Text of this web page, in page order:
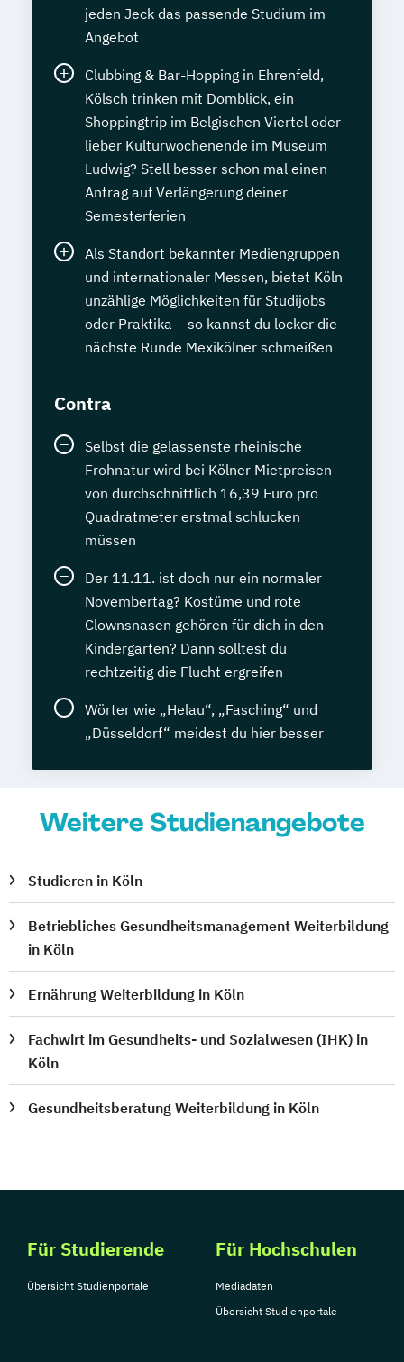
jeden Jeck das passende Studium im
Angebot
Clubbing & Bar-Hopping in Ehrenfeld,
Kölsch trinken mit Domblick, ein
Shoppingtrip im Belgischen Viertel oder
lieber Kulturwochenende im Museum
Ludwig? Stell besser schon mal einen
Antrag auf Verlängerung deiner
Semesterferien
Als Standort bekannter Mediengruppen
und internationaler Messen, bietet Köln
unzählige Möglichkeiten für Studijobs
oder Praktika – so kannst du locker die
nächste Runde Mexikölner schmeißen
Contra
Selbst die gelassenste rheinische
Frohnatur wird bei Kölner Mietpreisen
von durchschnittlich 16,39 Euro pro
Quadratmeter erstmal schlucken
müssen
Der 11.11. ist doch nur ein normaler
Novembertag? Kostüme und rote
Clownsnasen gehören für dich in den
Kindergarten? Dann solltest du
rechtzeitig die Flucht ergreifen
Wörter wie „Helau“, „Fasching“ und
„Düsseldorf“ meidest du hier besser
Weitere Studienangebote
Studieren in Köln
Betriebliches Gesundheitsmanagement Weiterbildung
in Köln
Ernährung Weiterbildung in Köln
Fachwirt im Gesundheits- und Sozialwesen (IHK) in
Köln
Gesundheitsberatung Weiterbildung in Köln
Für Studierende
Übersicht Studienportale
Für Hochschulen
Mediadaten
Übersicht Studienportale